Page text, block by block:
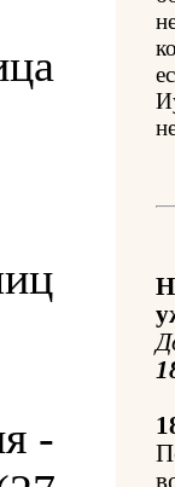
-